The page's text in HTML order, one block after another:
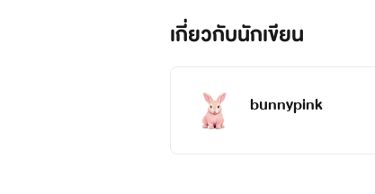
เกี่ยวกับนักเขียน
bunnypink